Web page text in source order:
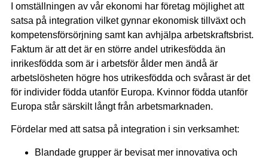
I omställningen av vår ekonomi har företag möjlighet att
satsa på integration vilket gynnar ekonomisk tillväxt och
kompetensförsörjning samt kan avhjälpa arbetskraftsbrist.
Faktum är att det är en större andel utrikesfödda än
inrikesfödda som är i arbetsför ålder men ändå är
arbetslösheten högre hos utrikesfödda och svårast är det
för individer födda utanför Europa. Kvinnor födda utanför
Europa står särskilt långt från arbetsmarknaden.
Fördelar med att satsa på integration i sin verksamhet:
Blandade grupper är bevisat mer innovativa och